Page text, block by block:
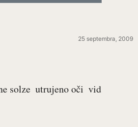
25 septembra, 2009
solze utrujeno oči vid